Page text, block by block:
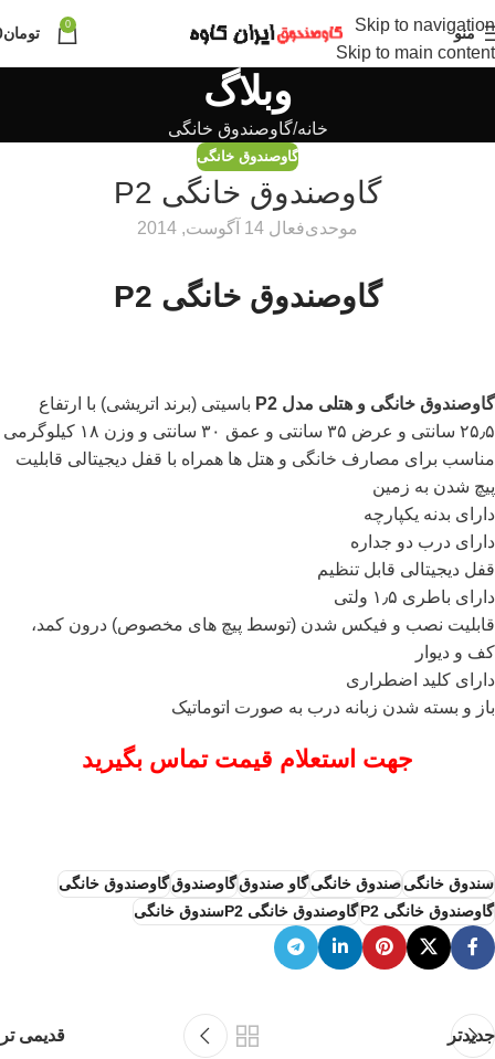
Skip to navigation
Skip to main content
منو 0 تومان
وبلاگ
خانه گاوصندوق خانگی
گاوصندوق خانگی
گاوصندوق خانگی P2
موحدیفعال 14 آگوست, 2014
گاوصندوق خانگی P2
گاوصندوق خانگی و هتلی مدل P2
باسیتی (برند اتریشی) با ارتفاع
۲۵٫۵ سانتی و عرض ۳۵ سانتی و عمق ۳۰ سانتی و وزن ۱۸ کیلوگرمی
مناسب برای مصارف خانگی و هتل ها همراه با قفل دیجیتالی قابلیت
پیچ شدن به زمین
دارای بدنه یکپارچه
دارای درب دو جداره
قفل دیجیتالی قابل تنظیم
دارای باطری ۱٫۵ ولتی
قابلیت نصب و فیکس شدن (توسط پیچ های مخصوص) درون کمد،
کف و دیوار
دارای کلید اضطراری
باز و بسته شدن زبانه درب به صورت اتوماتیک
جهت استعلام قیمت تماس بگیرید
سندوق خانگیصندوق خانگیگاو صندوقگاوصندوقگاوصندوق خانگی
گاوصندوق خانگی P2
گاوصندوق خانگی P2سندوق خانگی
جدیدتر قدیمی تر